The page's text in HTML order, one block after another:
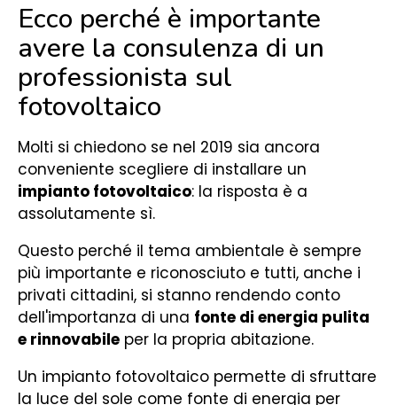
Ecco perché è importante
avere la consulenza di un
professionista sul
fotovoltaico
Molti si chiedono se nel 2019 sia ancora
conveniente scegliere di installare un
impianto fotovoltaico: la risposta è a
assolutamente sì.
Questo perché il tema ambientale è sempre
più importante e riconosciuto e tutti, anche i
privati cittadini, si stanno rendendo conto
dell'importanza di una fonte di energia pulita
e rinnovabile per la propria abitazione.
Un impianto fotovoltaico permette di sfruttare
la luce del sole come fonte di energia per